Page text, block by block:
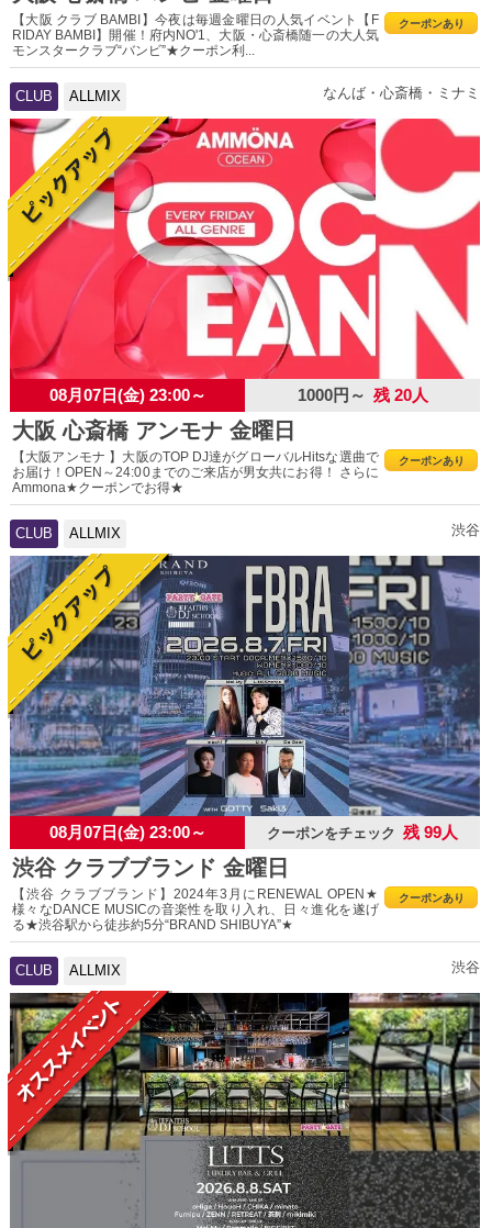
クーポンあり
【大阪 クラブ BAMBI】今夜は毎週金曜日の人気イベント【F
RIDAY BAMBI】開催！府内NO'1、大阪・心斎橋随一の大人気
モンスタークラブ“バンビ”★クーポン利...
CLUB ALLMIX なんば・心斎橋・ミナミ
08月07日(金) 23:00～ 1000円～ 残 20人
大阪 心斎橋 アンモナ 金曜日
クーポンあり
【大阪アンモナ 】大阪のTOP DJ達がグローバルHitsな選曲で
お届け！OPEN～24:00までのご来店が男女共にお得！ さらに
Ammona★クーポンでお得★
CLUB ALLMIX 渋谷
08月07日(金) 23:00～ クーポンをチェック 残 99人
渋谷 クラブブランド 金曜日
クーポンあり
【渋谷 クラブブランド】2024年3月にRENEWAL OPEN★
様々なDANCE MUSICの音楽性を取り入れ、日々進化を遂げ
る★渋谷駅から徒歩約5分“BRAND SHIBUYA”★
CLUB ALLMIX 渋谷